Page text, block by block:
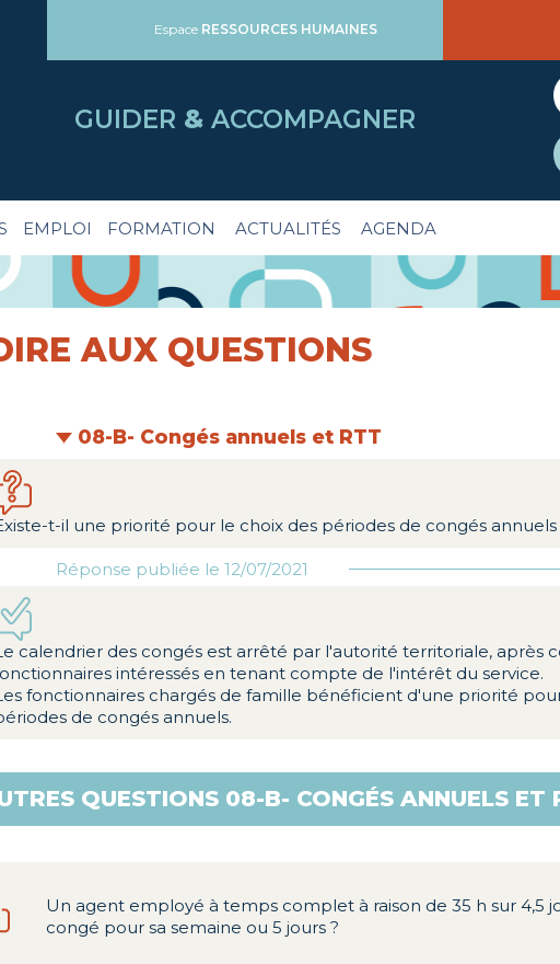
Espace RESSOURCES HUMAINES
GUIDER & ACCOMPAGNER
EMPLOI FORMATION ACTUALITÉS AGENDA
AUX QUESTIONS
08-B- Congés annuels et RTT
t-il une priorité pour le choix des périodes de congés annuels
Réponse publiée le 12/07/2021
calendrier des congés est arrêté par l'autorité territoriale, après
intéressés en tenant compte de l'intérêt du service.
fonctionnaires chargés de famille bénéficient d'une priorité
de congés annuels.
QUESTIONS 08-B- CONGÉS ANNUELS ET
Un agent employé à temps complet à raison de 35 h sur 4,5
congé pour sa semaine ou 5 jours ?